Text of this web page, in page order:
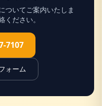
ついてご案内いたしま
ください。
7107
ォーム